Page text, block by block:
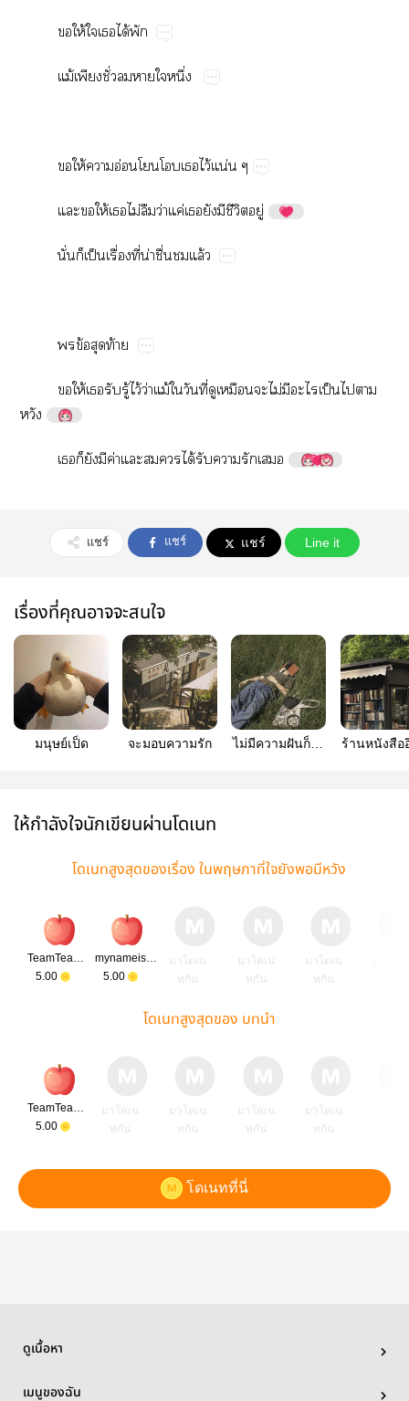
​ให้​​​ได้​
ม้​​ั่​​​​ึ่
​ให้​​อ่​​​​ไว้​น่
​​ให้​​ไม่​​ว่​ค่​​​​ี​ู่
ั่​​ป็​ื่​ี่​น่​ื่​​ล้
​ข้​​ท้
​ให้​​​ู้​ไว้​ว่​ม้​​ี่​​​​ไม่​​​ป็​​​

​​​​ค่​​​​ได้​​​​
แชร์ แชร์ แชร์ Line it
เรื่องที่คุณอาจจะสนใจ
มนุษย์เป็ด จะมอบความรัก
ไม่มีความฝันก็ไม่
ร้านหนังสือ
ให้กำลังใจนักเขียนผ่านโดเนท
โดเนทสูงสุดของเรื่อง ในพฤษภาที่ใจยังพอมีหวัง
TeamTeam2002
5.00
mynameisainotice
5.00
มาโดเน
ทกัน
มาโดเน
ทกัน
มาโดเน
ทกัน
โดเนทสูงสุดของ บทนำ
TeamTeam2002
5.00
มาโดเน
ทกัน
มาโดเน
ทกัน
มาโดเน
ทกัน
มาโดเน
ทกัน
โดเนทที่นี่
ดูเนื้อหา
เมนูของฉัน